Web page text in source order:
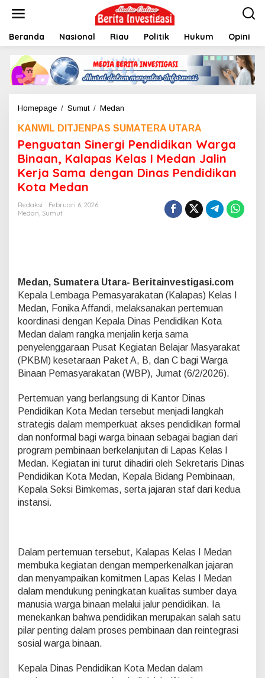
t
Beranda Nasional Riau Politik Hukum Opini
Homepage / Sumut / Medan
n
a
t
P
n
d
i
d
i
k
a
n
a
g
a
B
i
n
a
a
n
p
a
s
K
e
l
a
s
e
d
KANWIL DITJENPAS SUMATERA UTARA
Penguatan Sinergi Pendidikan Warga
Binaan, Kalapas Kelas I Medan Jalin
Kerja Sama dengan Dinas Pendidikan
Kota Medan
Redaksi
Februari 6, 2026
Medan, Sumut
Medan, Sumatera Utara- Beritainvestigasi.com
Kepala Lembaga Pemasyarakatan (Kalapas) Kelas I
Medan, Fonika Affandi, melaksanakan pertemuan
koordinasi dengan Kepala Dinas Pendidikan Kota
Medan dalam rangka menjalin kerja sama
penyelenggaraan Pusat Kegiatan Belajar Masyarakat
(PKBM) kesetaraan Paket A, B, dan C bagi Warga
Binaan Pemasyarakatan (WBP), Jumat (6/2/2026).
Pertemuan yang berlangsung di Kantor Dinas
Pendidikan Kota Medan tersebut menjadi langkah
strategis dalam memperkuat akses pendidikan formal
dan nonformal bagi warga binaan sebagai bagian dari
program pembinaan berkelanjutan di Lapas Kelas I
Medan. Kegiatan ini turut dihadiri oleh Sekretaris Dinas
Pendidikan Kota Medan, Kepala Bidang Pembinaan,
Kepala Seksi Bimkemas, serta jajaran staf dari kedua
instansi.
Dalam pertemuan tersebut, Kalapas Kelas I Medan
membuka kegiatan dengan memperkenalkan jajaran
dan menyampaikan komitmen Lapas Kelas I Medan
dalam mendukung peningkatan kualitas sumber daya
manusia warga binaan melalui jalur pendidikan. Ia
menekankan bahwa pendidikan merupakan salah satu
pilar penting dalam proses pembinaan dan reintegrasi
sosial warga binaan.
Kepala Dinas Pendidikan Kota Medan dalam